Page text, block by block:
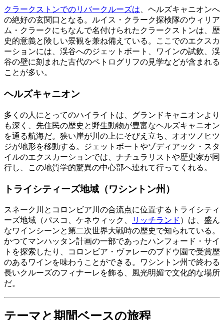
クラークストンでのリバークルーズは 、ヘルズキャニオンへ
の絶好の玄関口となる。ルイス・クラーク探検隊のウィリア
ム・クラークにちなんで名付けられたクラークストンは、歴
史的意義と険しい景観を兼ね備えている。ここでのエクスカ
ーションには、渓谷へのジェットボート、ワインの試飲、渓
谷の壁に刻まれた古代のペトログリフの見学などが含まれる
ことが多い。
ヘルズキャニオン
多くの人にとってのハイライトは、グランドキャニオンより
も深く、先住民の歴史と野生動物が豊富なヘルズキャニオン
を通る航海だ。狭い崖が川の上にそびえ立ち、オオツノヒツ
ジが地形を移動する。ジェットボートやゾディアック・スタ
イルのエクスカーションでは、ナチュラリストや歴史家が同
行し、この地質学的驚異の中心部へ連れて行ってくれる。
トライシティーズ地域（ワシントン州）
スネーク川とコロンビア川の合流点に位置するトライシティ
ーズ地域（パスコ、ケネウィック、
リッチランド ）は、盛ん
なワインシーンと第二次世界大戦時の歴史で知られている。
かつてマンハッタン計画の一部であったハンフォード・サイ
トを探索したり、コロンビア・ヴァレーのブドウ園で受賞歴
のあるワインを味わうことができる。ワシントン州で終わる
長いクルーズのフィナーレを飾る、風光明媚で文化的な場所
だ。
テーマと期間ベースの旅程